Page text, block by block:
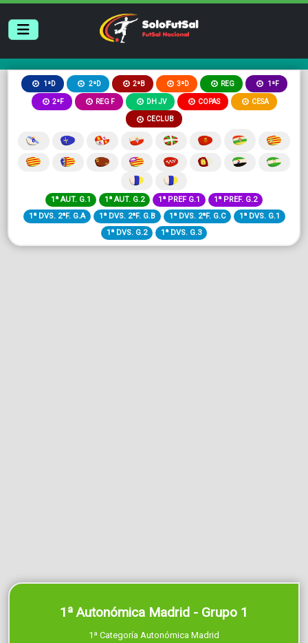
1ªD 2ªD 2ªB 3ªD REG 1ªF
2ªF REG F DH JV COPAS CESA
CECLUB
1ª AUT. G.1 1ª AUT. G.2 1ª PREF G.1
1ª PREF. G.2
1ª DVS. 2ªF. G.A
1ª DVS. 2ªF. G.B 1ª DVS. 2ªF. G.C
1ª DVS. G.1
1ª DVS. G.2
1ª DVS. G.3
1ª Autonómica Madrid - Grupo 1
1ª Categoría Autonómica Madrid